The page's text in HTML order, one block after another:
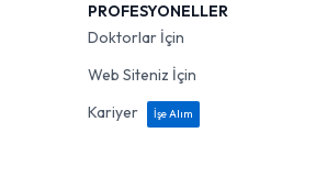
PROFESYONELLER
Doktorlar İçin
Web Siteniz İçin
Kariyer
İşe Alım